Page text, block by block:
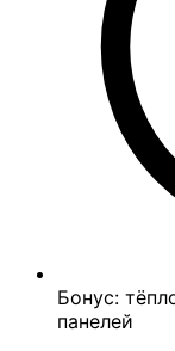
Бонус:
панелей